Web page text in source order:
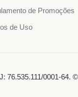
de Promoções
de Uso
76.535.111/0001-64.